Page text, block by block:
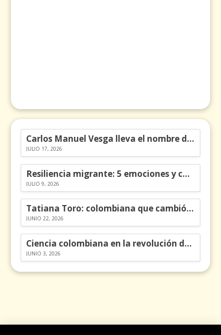
Carlos Manuel Vesga lleva el nombre de Colombia a los Emmy
JULIO 17, 2026
Resiliencia migrante: 5 emociones y cómo gestionarlas
JULIO 9, 2026
Tatiana Toro: colombiana que cambió la historia de las matemáticas
JUNIO 22, 2026
Ciencia colombiana en la revolución de los órganos en chips
JUNIO 3, 2026